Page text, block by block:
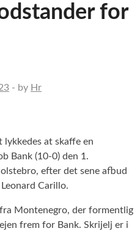
for
- by Hr
lykkedes at skaffe en
Bank (10-0) den 1.
efter det sene afbud
Carillo.
Montenegro, der formentlig
frem for Bank. Skrijelj er i